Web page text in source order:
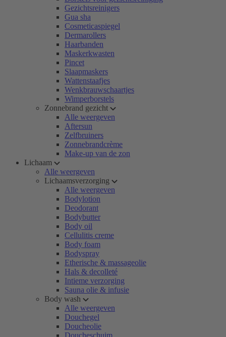
Gezichtsreinigers
Gua sha
Cosmeticaspiegel
Dermarollers
Haarbanden
Maskerkwasten
Pincet
Slaapmaskers
Wattenstaafjes
Wenkbrauwschaartjes
Wimperborstels
Zonnebrand gezicht
Alle weergeven
Aftersun
Zelfbruiners
Zonnebrandcrème
Make-up van de zon
Lichaam
Alle weergeven
Lichaamsverzorging
Alle weergeven
Bodylotion
Deodorant
Bodybutter
Body oil
Cellulitis creme
Body foam
Bodyspray
Etherische & massageolie
Hals & decolleté
Intieme verzorging
Sauna olie & infusie
Body wash
Alle weergeven
Douchegel
Doucheolie
Doucheschuim